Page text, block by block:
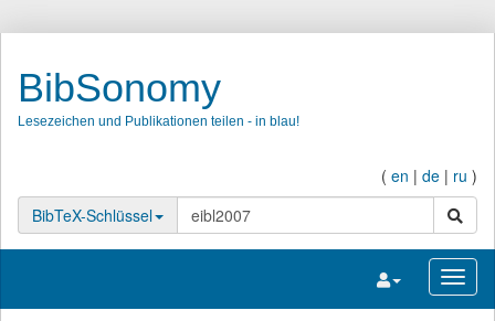
BibSonomy
Lesezeichen und Publikationen teilen - in blau!
( en | de | ru )
BibTeX-Schlüssel
Suche
Navigation